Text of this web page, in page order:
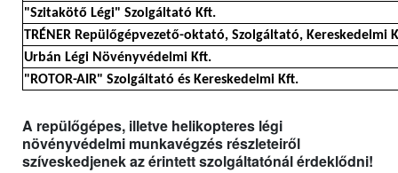
"Szitakötő Légi" Szolgáltató Kft.
TRÉNER Repülőgépvezető-oktató, Szolgáltató, Kereskedelmi
Urbán Légi Növényvédelmi Kft.
"ROTOR-AIR" Szolgáltató és Kereskedelmi Kft.
A repülőgépes, illetve helikopteres légi
növényvédelmi munkavégzés részleteiről
szíveskedjenek az érintett szolgáltatónál érdeklődni!